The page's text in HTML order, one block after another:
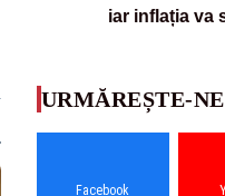
iar inflația va
URMĂREȘTE-
Facebook